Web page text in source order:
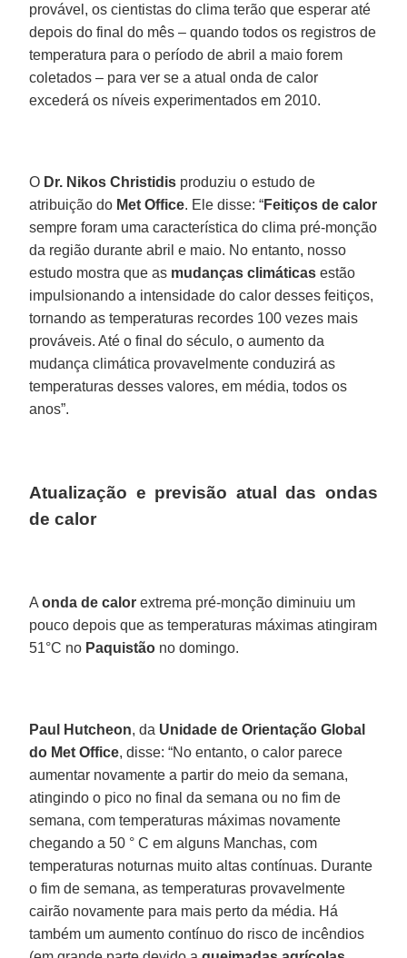
provável, os cientistas do clima terão que esperar até
depois do final do mês – quando todos os registros de
temperatura para o período de abril a maio forem
coletados – para ver se a atual onda de calor
excederá os níveis experimentados em 2010.
O Dr. Nikos Christidis produziu o estudo de
atribuição do Met Office. Ele disse: “Feitiços de calor
sempre foram uma característica do clima pré-monção
da região durante abril e maio. No entanto, nosso
estudo mostra que as mudanças climáticas estão
impulsionando a intensidade do calor desses feitiços,
tornando as temperaturas recordes 100 vezes mais
prováveis. Até o final do século, o aumento da
mudança climática provavelmente conduzirá as
temperaturas desses valores, em média, todos os
anos”.
Atualização e previsão atual das ondas
de calor
Aonda de calor extrema pré-monção diminuiu um
pouco depois que as temperaturas máximas atingiram
51°C no Paquistão no domingo.
Paul Hutcheon, da Unidade de Orientação Global
do Met Office, disse: “No entanto, o calor parece
aumentar novamente a partir do meio da semana,
atingindo o pico no final da semana ou no fim de
semana, com temperaturas máximas novamente
chegando a 50 ° C em alguns Manchas, com
temperaturas noturnas muito altas contínuas. Durante
o fim de semana, as temperaturas provavelmente
cairão novamente para mais perto da média. Há
também um aumento contínuo do risco de incêndios